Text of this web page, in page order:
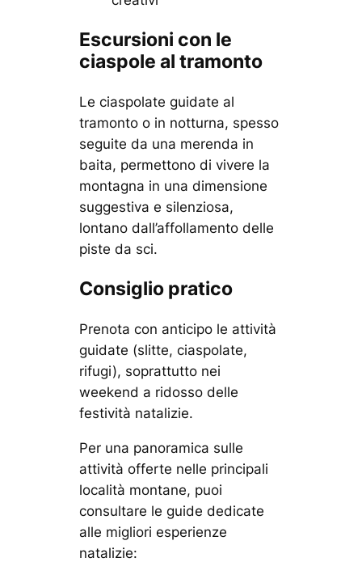
Escursioni con le
ciaspole al tramonto
Le ciaspolate guidate al
tramonto o in notturna, spesso
seguite da una merenda in
baita, permettono di vivere la
montagna in una dimensione
suggestiva e silenziosa,
lontano dall’affollamento delle
piste da sci.
Consiglio pratico
Prenota con anticipo le attività
guidate (slitte, ciaspolate,
rifugi), soprattutto nei
weekend a ridosso delle
festività natalizie.
Per una panoramica sulle
attività offerte nelle principali
località montane, puoi
consultare le guide dedicate
alle migliori esperienze
natalizie: